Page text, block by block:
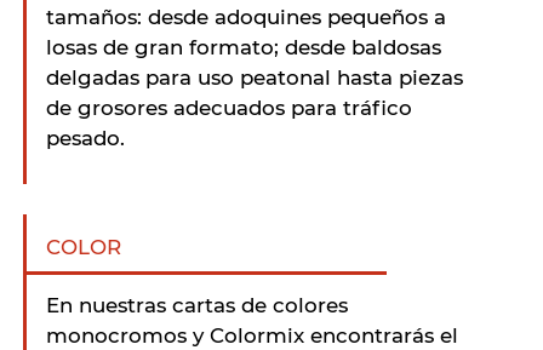
tamaños: desde adoquines pequeños a
losas de gran formato; desde baldosas
delgadas para uso peatonal hasta piezas
de grosores adecuados para tráfico
pesado.
COLOR
En nuestras cartas de colores
monocromos y Colormix encontrarás el